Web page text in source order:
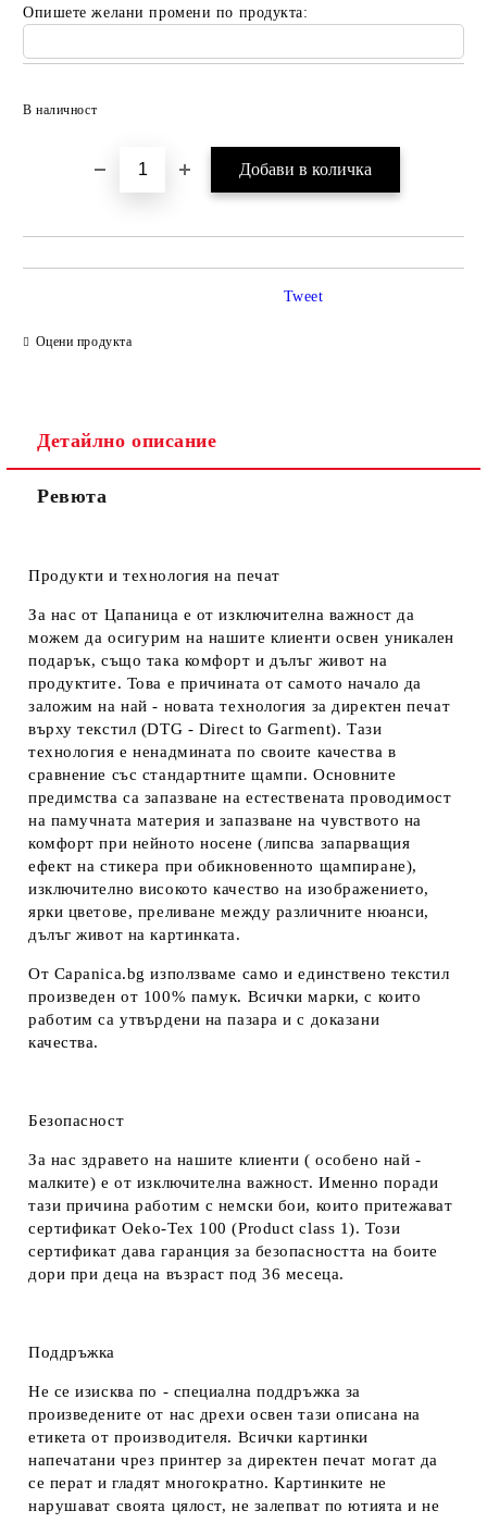
Опишете желани промени по продукта:
В наличност
Оцени продукта
Tweet
Детайлно описание
Ревюта
Продукти и технология на печат
За нас от Цапаница е от изключителна важност да
можем да осигурим на нашите клиенти освен уникален
подарък, също така комфорт и дълъг живот на
продуктите. Това е причината от самото начало да
заложим на най - новата технология за директен печат
върху текстил (DTG - Direct to Garment). Тази
технология е ненадмината по своите качества в
сравнение със стандартните щампи. Основните
предимства са запазване на естествената проводимост
на памучната материя и запазване на чувството на
комфорт при нейното носене (липсва запарващия
ефект на стикера при обикновенното щампиране),
изключително високото качество на изображението,
ярки цветове, преливане между различните нюанси,
дълъг живот на картинката.
От Capanica.bg използваме само и единствено текстил
произведен от 100% памук. Всички марки, с които
работим са утвърдени на пазара и с доказани
качества.
Безопасност
За нас здравето на нашите клиенти ( особено най -
малките) е от изключителна важност. Именно поради
тази причина работим с немски бои, които притежават
сертификат Oeko-Tex 100 (Product class 1). Този
сертификат дава гаранция за безопасността на боите
дори при деца на възраст под 36 месеца.
Поддръжка
Не се изисква по - специална поддръжка за
произведените от нас дрехи освен тази описана на
етикета от производителя. Всички картинки
напечатани чрез принтер за директен печат могат да
се перат и гладят многократно. Картинките не
нарушават своята цялост, не залепват по ютията и не